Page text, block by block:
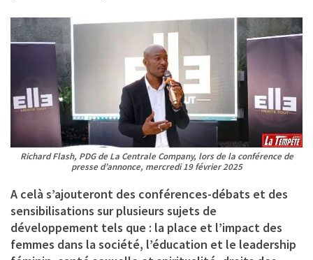
Richard Flash, PDG de La Centrale Company, lors de la conférence de
presse d’annonce, mercredi 19 février 2025
A celà s’ajouteront des conférences-débats et des
sensibilisations sur plusieurs sujets de
développement tels que : la place et l’impact des
femmes dans la société, l’éducation et le leadership